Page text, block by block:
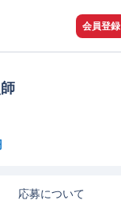
会員登録
応募について